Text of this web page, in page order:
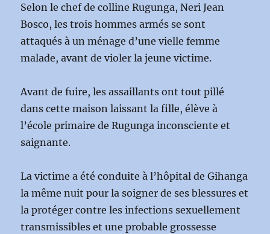
Selon le chef de colline Rugunga, Neri Jean
Bosco, les trois hommes armés se sont
attaqués à un ménage d’une vielle femme
malade, avant de violer la jeune victime.
Avant de fuire, les assaillants ont tout pillé
dans cette maison laissant la fille, élève à
l’école primaire de Rugunga inconsciente et
saignante.
La victime a été conduite à l’hôpital de Gihanga
la même nuit pour la soigner de ses blessures et
la protéger contre les infections sexuellement
transmissibles et une probable grossesse